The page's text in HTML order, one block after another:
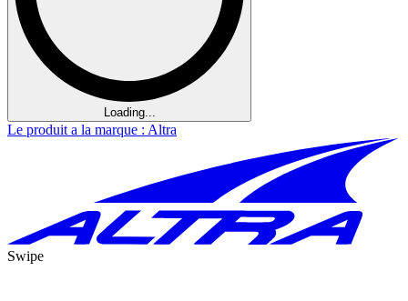
Loading...
Le produit a la marque : Altra
Swipe